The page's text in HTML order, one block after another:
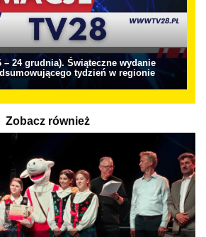
– 24 grudnia). Świąteczne wydanie
tydzień w regionie
Zobacz również